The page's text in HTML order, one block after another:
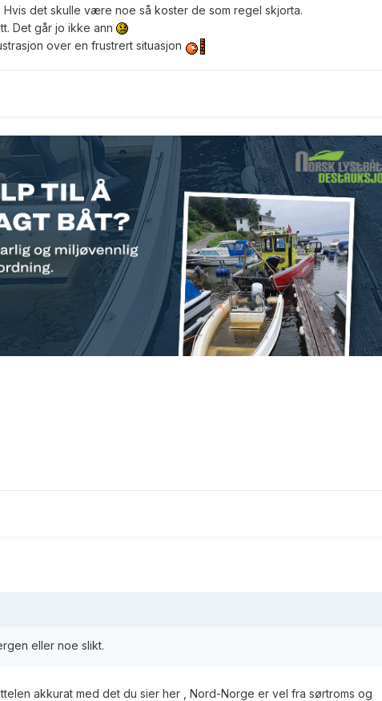
Hvis det skulle være noe så koster de som regel skjorta.
Det går jo ikke ann
over en frustrert situasjon
eller noe slikt.
akkurat med det du sier her , Nord-Norge er vel fra sørtroms og